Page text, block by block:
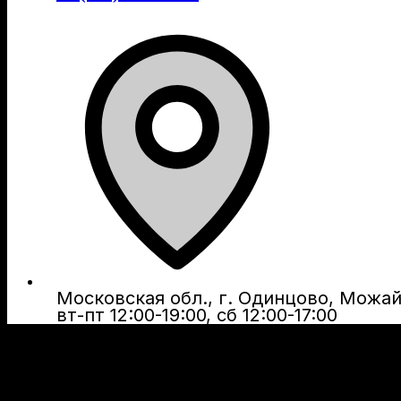
Московская обл., г. Одинцово,
вт-пт 12:00-19:00, сб 12:00-17:00